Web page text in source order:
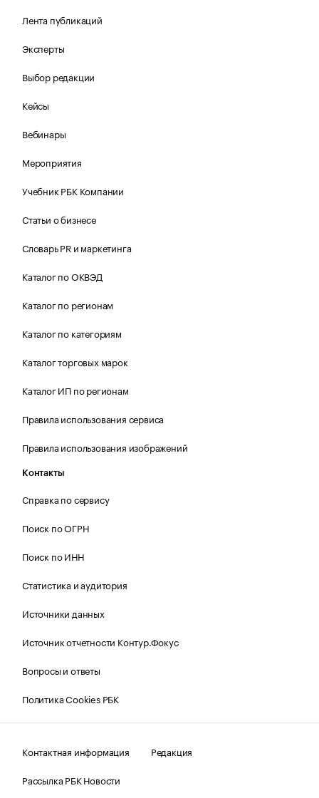
Лента публикаций
Эксперты
Выбор редакции
Кейсы
Вебинары
Мероприятия
Учебник РБК Компании
Статьи о бизнесе
Словарь PR и маркетинга
Каталог по ОКВЭД
Каталог по регионам
Каталог по категориям
Каталог торговых марок
Каталог ИП по регионам
Правила использования сервиса
Правила использования изображений
Контакты
Справка по сервису
Поиск по ОГРН
Поиск по ИНН
Статистика и аудитория
Источники данных
Источник отчетности Контур.Фокус
Вопросы и ответы
Политика Cookies РБК
Контактная информация
Редакция
Рассылка РБК Новости